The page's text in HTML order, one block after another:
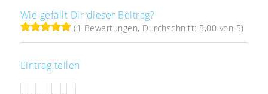
Wie gefällt Dir dieser Beitrag?
(1 Bewertungen, Durchschnitt: 5,00 von 5)
Eintrag teilen